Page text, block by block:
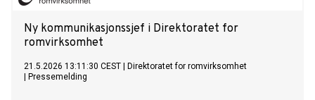
Ny kommunikasjonssjef i Direktoratet for
romvirksomhet
21.5.2026 13:11:30 CEST
Direktoratet for romvirksomhet
Pressemelding